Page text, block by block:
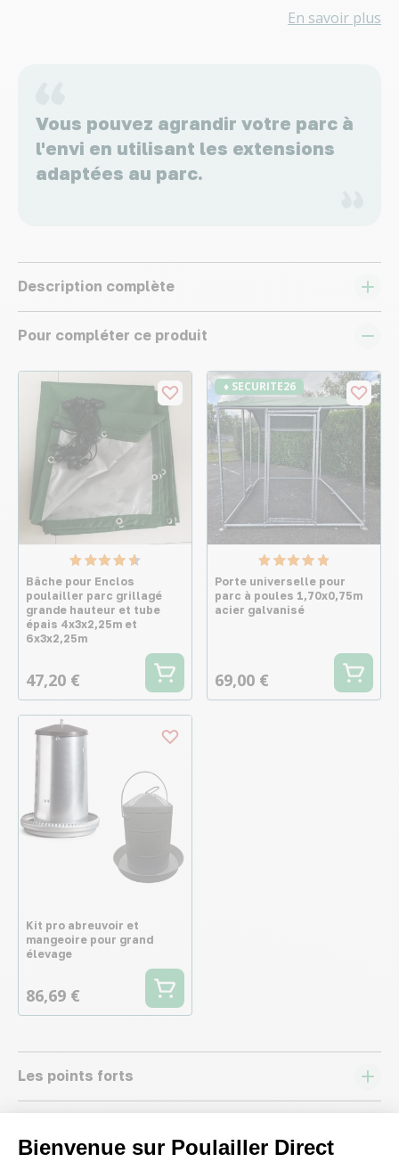
Bienvenue sur Poulailler Direct
En savoir plus
Vous pouvez agrandir votre parc à
l'envi en utilisant les extensions
adaptées au parc.
Description complète
Pour compléter ce produit
Bâche pour Enclos
poulailler parc grillagé
grande hauteur et tube
épais 4x3x2,25m et
6x3x2,25m
47,20 €
♦ SECURITE26
Porte universelle pour
parc à poules 1,70x0,75m
acier galvanisé
69,00 €
Kit pro abreuvoir et
mangeoire pour grand
élevage
86,69 €
Les points forts